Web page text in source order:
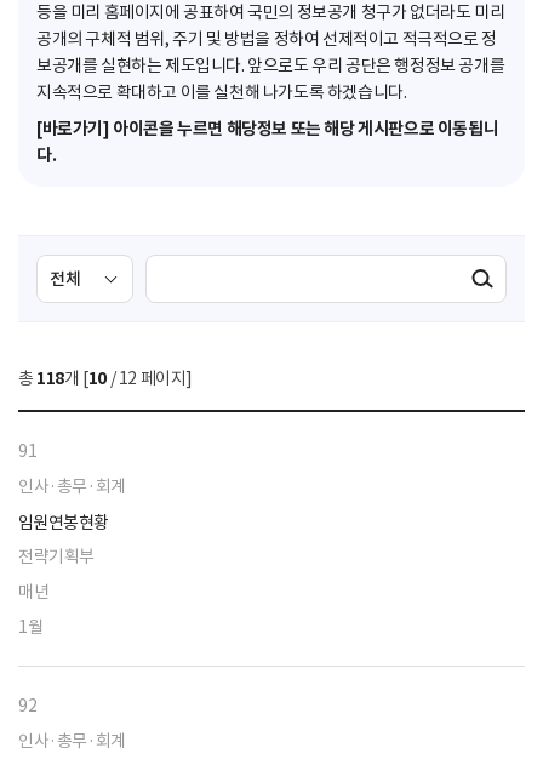
등을 미리 홈페이지에 공표하여 국민의 정보공개 청구가 없더라도 미리
공개의 구체적 범위, 주기 및 방법을 정하여 선제적이고 적극적으로 정
보공개를 실현하는 제도입니다. 앞으로도 우리 공단은 행정정보 공개를
지속적으로 확대하고 이를 실천해 나가도록 하겠습니다.
[바로가기] 아이콘을 누르면 해당정보 또는 해당 게시판으로 이동됩니
다.
검
색
선
택
색
검색실행
총 118개 [10 / 12 페이지]
91
인사·총무·회계
임원연봉현황
전략기획부
매년
1월
92
인사·총무·회계